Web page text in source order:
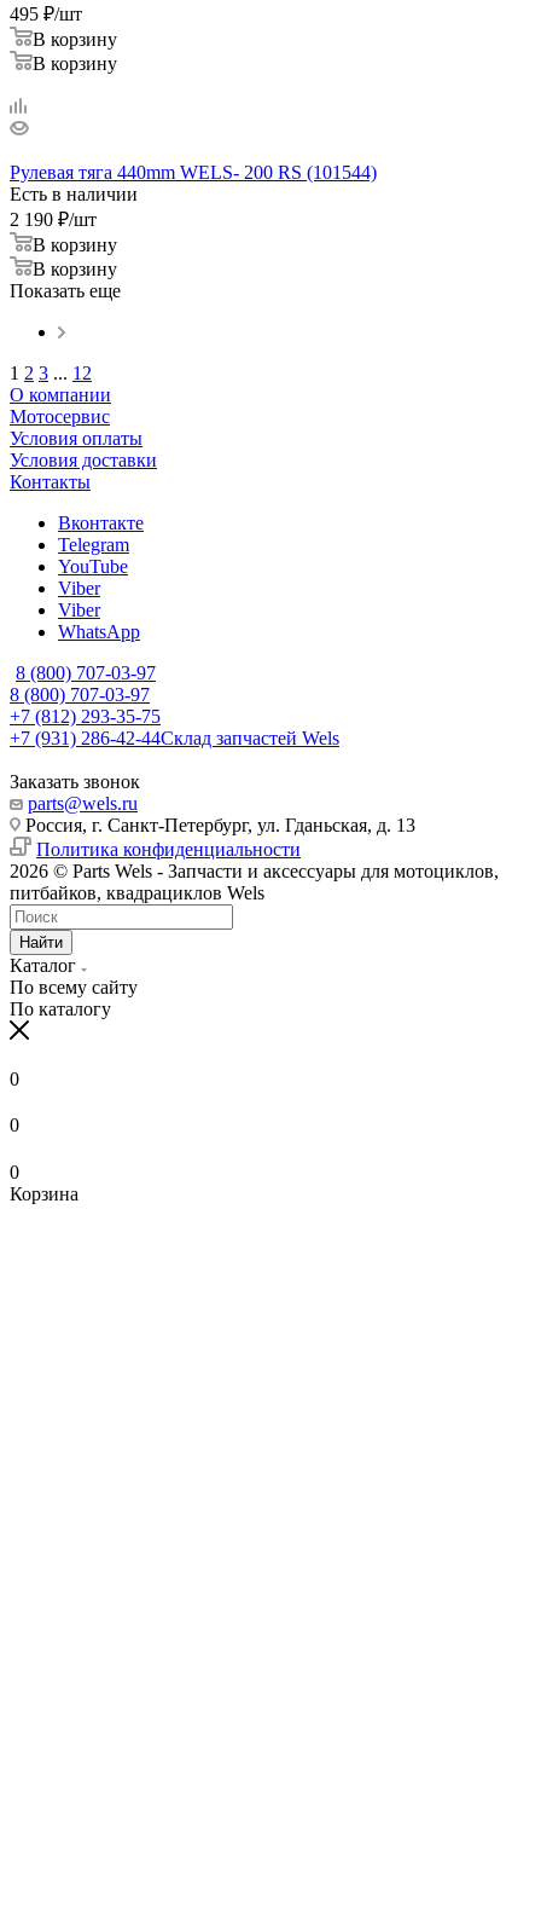
495 ₽/шт
В корзину
В корзину
Рулевая тяга 440mm WELS- 200 RS (101544)
Есть в наличии
2 190 ₽/шт
В корзину
В корзину
Показать еще
1 2 3 ... 12
О компании
Мотосервис
Условия оплаты
Условия доставки
Контакты
Вконтакте
Telegram
YouTube
Viber
Viber
WhatsApp
8 (800) 707-03-97
8 (800) 707-03-97
+7 (812) 293-35-75
+7 (931) 286-42-44Склад запчастей Wels
Заказать звонок
parts@wels.ru
Россия, г. Санкт-Петербург, ул. Гданьская, д. 13
Политика конфиденциальности
2026 © Parts Wels - Запчасти и аксессуары для мотоциклов,
питбайков, квадрациклов Wels
Найти
Каталог
По всему сайту
По каталогу
0
0
0
Корзина